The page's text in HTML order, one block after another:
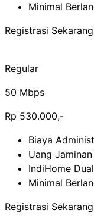
Minimal
Registrasi Sekarang
Regular
50 Mbps
Rp 530.000,-
Biaya
Uang
IndiHome
Minimal
Registrasi Sekarang